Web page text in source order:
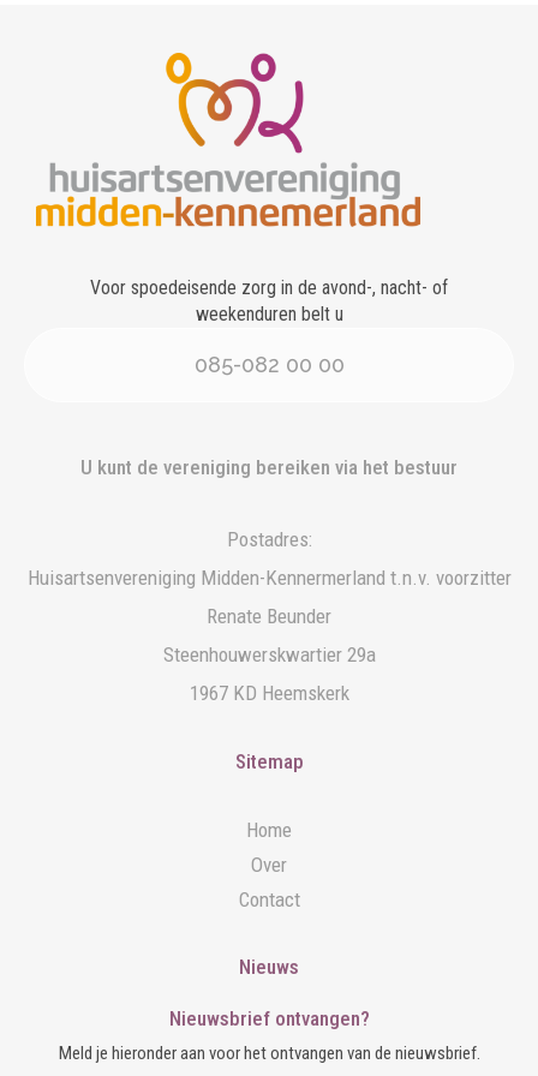
Voor spoedeisende zorg in de avond-, nacht- of
weekenduren belt u
085-082 00 00
U kunt de vereniging bereiken via het bestuur
Postadres:
Huisartsenvereniging Midden-Kennermerland t.n.v. voorzitter
Renate Beunder
Steenhouwerskwartier 29a
1967 KD Heemskerk
Sitemap
Home
Over
Contact
Nieuws
Nieuwsbrief ontvangen?
Meld je hieronder aan voor het ontvangen van de nieuwsbrief.